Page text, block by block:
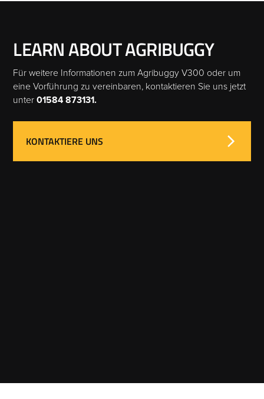
LEARN ABOUT AGRIBUGGY
Für weitere Informationen zum Agribuggy V300 oder um
eine Vorführung zu vereinbaren, kontaktieren Sie uns jetzt
unter01584 873131.
KONTAKTIERE UNS